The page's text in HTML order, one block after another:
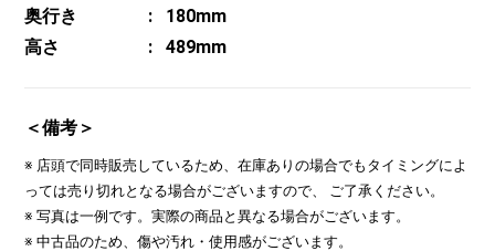
奥行き
180mm
高さ
489mm
＜備考＞
※ 店頭で同時販売しているため、在庫ありの場合でもタイミングによ
っては売り切れとなる場合がございますので、 ご了承ください。
※ 写真は一例です。実際の商品と異なる場合がございます。
※ 中古品のため、傷や汚れ・使用感がございます。